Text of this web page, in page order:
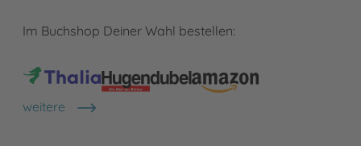
Im Buchshop Deiner Wahl bestellen:
weitere
Shops anzeigen